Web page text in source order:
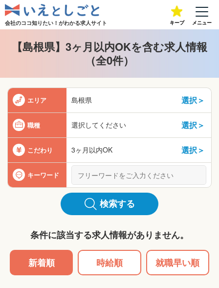
会社のココ知りたい！がわかる求人サイト キープ メニュー
【島根県】3ヶ月以内OKを含む求人情報
（全0件）
エリア 島根県 選択＞
職種 選択してください 選択＞
こだわり 3ヶ月以内OK 選択＞
キーワード
検索する
条件に該当する求人情報がありません。
新着順 時給順 就職早い順